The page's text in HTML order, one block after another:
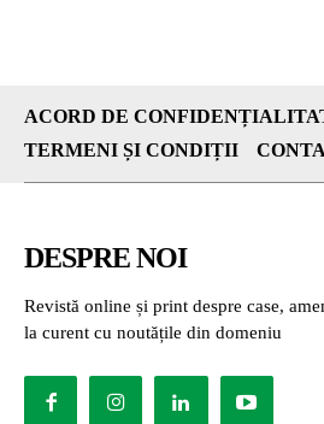
ACORD DE
TERMENI ȘI CONDIȚII
DESPRE NOI
Revistă online și print despre case,
la curent cu noutățile din domeniu